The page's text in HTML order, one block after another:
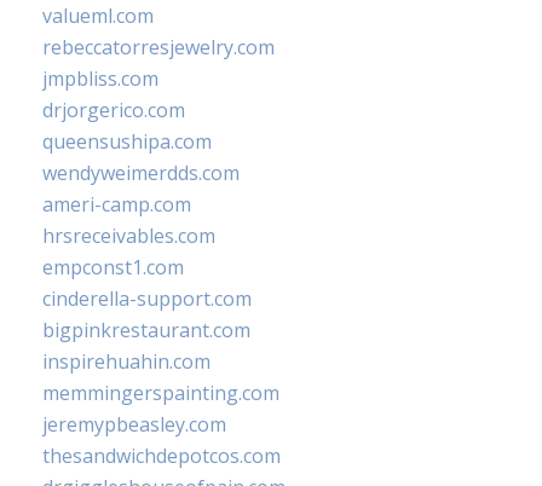
valueml.com
rebeccatorresjewelry.com
jmpbliss.com
drjorgerico.com
queensushipa.com
wendyweimerdds.com
ameri-camp.com
hrsreceivables.com
empconst1.com
cinderella-support.com
bigpinkrestaurant.com
inspirehuahin.com
memmingerspainting.com
jeremypbeasley.com
thesandwichdepotcos.com